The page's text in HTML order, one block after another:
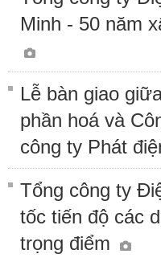
Minh - 50 năm
Lễ bàn giao
phần hoá và
công ty Phát
Tổng công ty
tốc tiến độ các
trọng điểm